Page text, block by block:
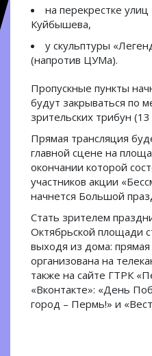
на перекрестке
Куйбышева,
у скульптуры
(напротив ЦУМа).
Пропускные пункты
будут закрываться по
зрительских трибун
Прямая трансляция
главной сцене на
окончании которой
участников акции
начнется Большой
Стать зрителем
Октябрьской площади
выходя из дома:
организована на
также на сайте ГТРК
«Вконтакте»: «День
город – Пермь!» и